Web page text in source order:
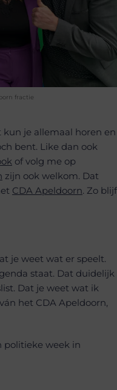
fractie
kun je allemaal horen en
bent. Like dan ook
of volg me op
zijn ook welkom. Dat
CDA Apeldoorn. Zo blijf
je weet wat er speelt.
staat. Dat duidelijk
Dat je weet wat ik
het CDA Apeldoorn,
politieke week in